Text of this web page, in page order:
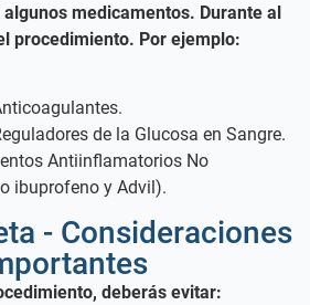
medicamentos. Durante al
procedimiento. Por ejemplo:
de la Glucosa en Sangre.
Antiinflamatorios No
ibuprofeno y Advil).
- Consideraciones
deberás evitar: